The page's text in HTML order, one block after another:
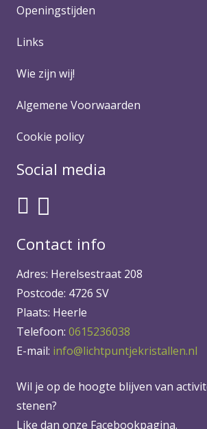
Openingstijden
Links
Wie zijn wij!
Algemene Voorwaarden
Cookie policy
Social media
Contact info
Adres: Herelsestraat 208
Postcode: 4726 SV
Plaats: Heerle
Telefoon: 0615236038
E-mail: info@lichtpuntjekristallen.nl
Wil je op de hoogte blijven van
stenen?
Like dan onze Facebookpagina.